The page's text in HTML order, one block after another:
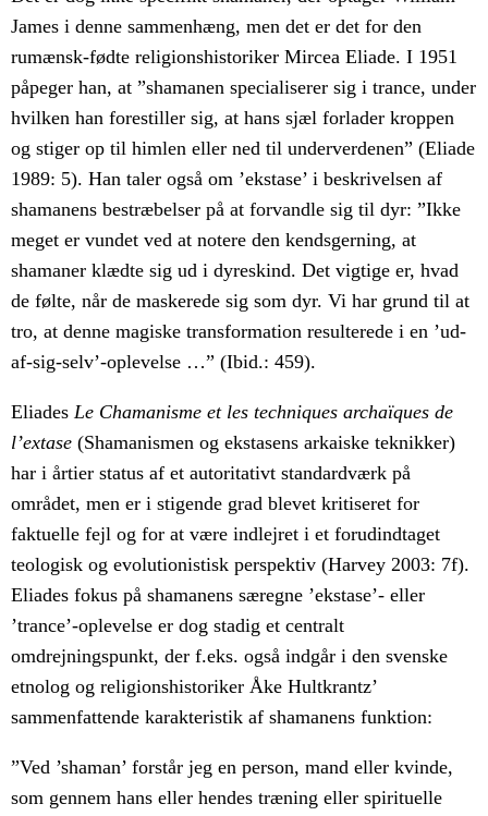
James i denne sammenhæng, men det er det for den
rumænsk-fødte religionshistoriker Mircea Eliade. I 1951
påpeger han, at ”shamanen specialiserer sig i trance, under
hvilken han forestiller sig, at hans sjæl forlader kroppen
og stiger op til himlen eller ned til underverdenen” (Eliade
1989: 5). Han taler også om ’ekstase’ i beskrivelsen af
shamanens bestræbelser på at forvandle sig til dyr: ”Ikke
meget er vundet ved at notere den kendsgerning, at
shamaner klædte sig ud i dyreskind. Det vigtige er, hvad
de følte, når de maskerede sig som dyr. Vi har grund til at
tro, at denne magiske transformation resulterede i en ’ud-
af-sig-selv’-oplevelse …” (Ibid.: 459).
Eliades Le Chamanisme et les techniques archaïques de
l’extase (Shamanismen og ekstasens arkaiske teknikker)
har i årtier status af et autoritativt standardværk på
området, men er i stigende grad blevet kritiseret for
faktuelle fejl og for at være indlejret i et forudindtaget
teologisk og evolutionistisk perspektiv (Harvey 2003: 7f).
Eliades fokus på shamanens særegne ’ekstase’- eller
’trance’-oplevelse er dog stadig et centralt
omdrejningspunkt, der f.eks. også indgår i den svenske
etnolog og religionshistoriker Åke Hultkrantz’
sammenfattende karakteristik af shamanens funktion:
”Ved ’shaman’ forstår jeg en person, mand eller kvinde,
som gennem hans eller hendes træning eller spirituelle